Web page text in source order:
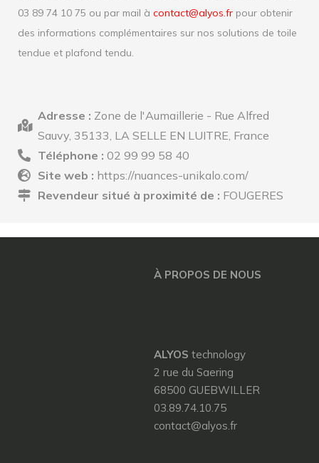
03 89 74 10 75 ou par mail à contact@alyos.fr pour obtenir
des informations complémentaires sur nos solutions de toile
tendue et plafond tendu.
Adresse : Zone de l'Aumaillerie - Rue Alfred
Sauvy, 35133, LA SELLE EN LUITRE, France
Téléphone : 02 99 99 58 40
Site web : https://nuances-unikalo.com/
Revendeur situé à proximité de : FOUGERES
À PROPOS DE NOUS
ALYOS technology
2 rue du Saering
68500 GUEBWILLER
03.89.74.10.75
contact@alyos.fr